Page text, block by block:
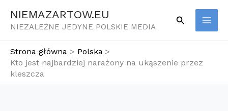
NIEMAZARTOW.EU
NIEZALEŻNE JEDYNE POLSKIE MEDIA
Szukaj
Strona główna
Polska
Kto jest najbardziej narażony na ukąszenie przez
kleszcza